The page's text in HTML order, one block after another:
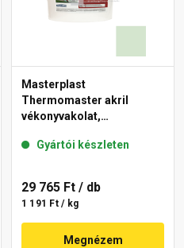
Masterplast
Thermomaster akril
vékonyvakolat,
41-E 25 kg
Gyártói készleten
29 765 Ft / db
1 191 Ft / kg
Megnézem